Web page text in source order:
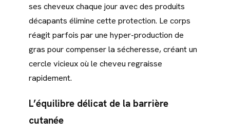
ses cheveux chaque jour avec des produits
décapants élimine cette protection. Le corps
réagit parfois par une hyper-production de
gras pour compenser la sécheresse, créant un
cercle vicieux où le cheveu regraisse
rapidement.
L’équilibre délicat de la barrière
cutanée